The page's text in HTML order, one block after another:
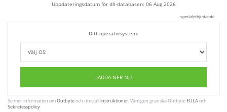
Uppdateringsdatum för dll-databasen: 06 Aug 2026
specialerbjudande
Ditt operativsystem:
LADDA NER NU
Se mer information omOutbyteoch unistallinstruktioner. Vänligen granska Outbyte EULAoch
Sekretesspolicy